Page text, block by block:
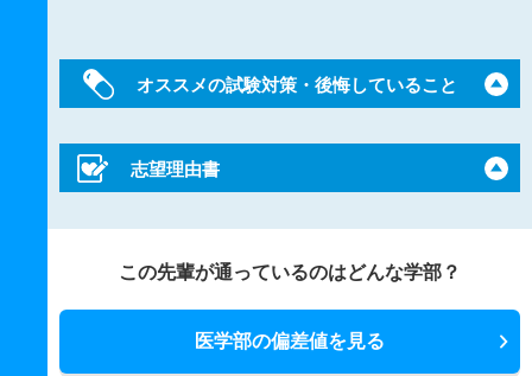
オススメの試験対策・後悔していること
志望理由書
この先輩が通っているのはどんな学部？
医学部の偏差値を見る